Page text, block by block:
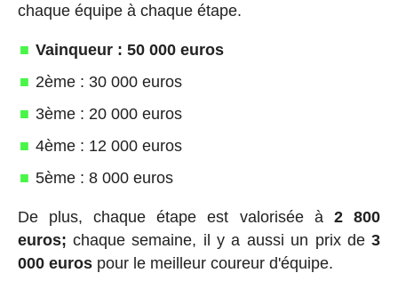
chaque équipe à chaque étape.
Vainqueur : 50 000 euros
2ème : 30 000 euros
3ème : 20 000 euros
4ème : 12 000 euros
5ème : 8 000 euros
De plus, chaque étape est valorisée à2 800
euros; chaque semaine, il y a aussi un prix de3
000 eurospour le meilleur coureur d'équipe.